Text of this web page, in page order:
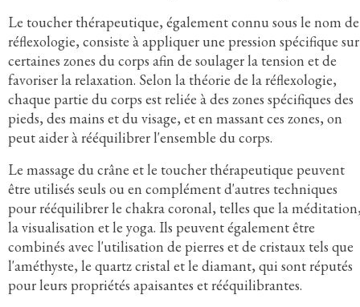
Le toucher thérapeutique, également connu sous le nom de
réflexologie, consiste à appliquer une pression spécifique sur
certaines zones du corps afin de soulager la tension et de
favoriser la relaxation. Selon la théorie de la réflexologie,
chaque partie du corps est reliée à des zones spécifiques des
pieds, des mains et du visage, et en massant ces zones, on
peut aider à rééquilibrer l'ensemble du corps.
Le massage du crâne et le toucher thérapeutique peuvent
être utilisés seuls ou en complément d'autres techniques
pour rééquilibrer le chakra coronal, telles que la
la visualisation et le yoga. Ils peuvent également être
combinés avec l'utilisation de pierres et de cristaux tels que
l'améthyste, le quartz cristal et le diamant, qui sont réputés
pour leurs propriétés apaisantes et rééquilibrantes.